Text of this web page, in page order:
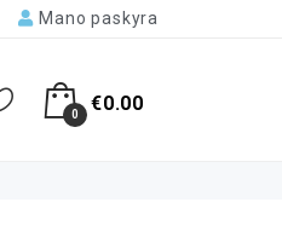
Mano paskyra
0 €0.00